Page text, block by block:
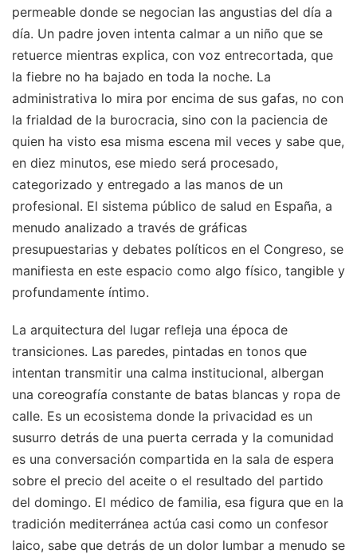
permeable donde se negocian las angustias del día a
día. Un padre joven intenta calmar a un niño que se
retuerce mientras explica, con voz entrecortada, que
la fiebre no ha bajado en toda la noche. La
administrativa lo mira por encima de sus gafas, no con
la frialdad de la burocracia, sino con la paciencia de
quien ha visto esa misma escena mil veces y sabe que,
en diez minutos, ese miedo será procesado,
categorizado y entregado a las manos de un
profesional. El sistema público de salud en España, a
menudo analizado a través de gráficas
presupuestarias y debates políticos en el Congreso, se
manifiesta en este espacio como algo físico, tangible y
profundamente íntimo.
La arquitectura del lugar refleja una época de
transiciones. Las paredes, pintadas en tonos que
intentan transmitir una calma institucional, albergan
una coreografía constante de batas blancas y ropa de
calle. Es un ecosistema donde la privacidad es un
susurro detrás de una puerta cerrada y la comunidad
es una conversación compartida en la sala de espera
sobre el precio del aceite o el resultado del partido
del domingo. El médico de familia, esa figura que en la
tradición mediterránea actúa casi como un confesor
laico, sabe que detrás de un dolor lumbar a menudo se